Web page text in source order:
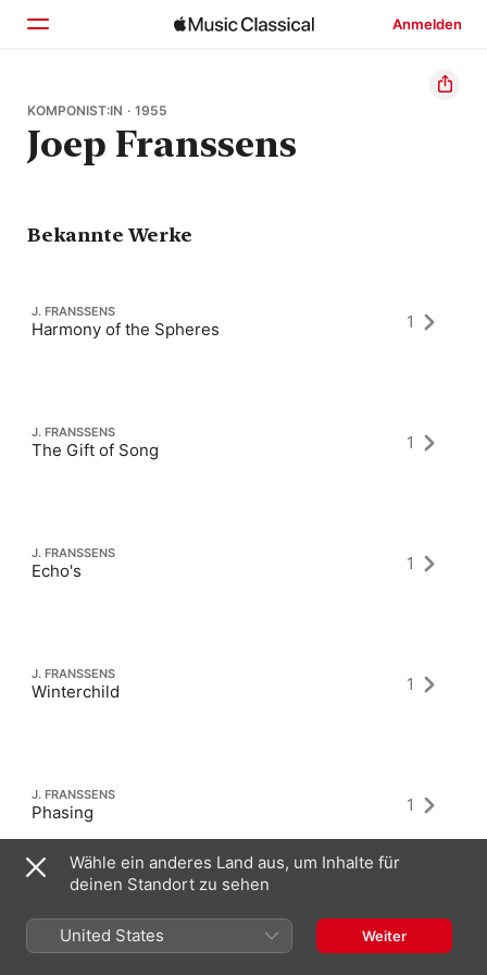
Anmelden
Startseite
Entdecken
KOMPONIST:IN · 1955
Joep Franssens
Bekannte Werke
J. FRANSSENS
Harmony of the Spheres 1
J. FRANSSENS
The Gift of Song 1
J. FRANSSENS
Echo's 1
J. FRANSSENS
Winterchild 1
J. FRANSSENS
Phasing 1
Wähle ein anderes Land aus, um Inhalte für
deinen Standort zu sehen
United States Weiter